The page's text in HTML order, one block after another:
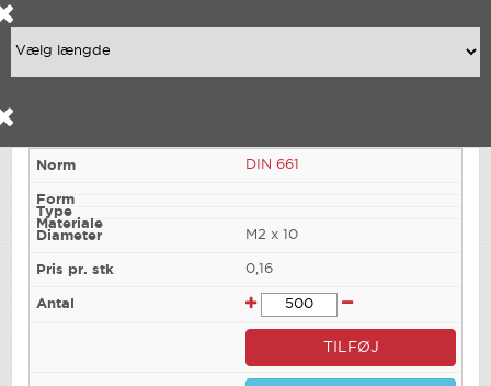
DIN 661
M2 x 10
0,16
TILFØJ